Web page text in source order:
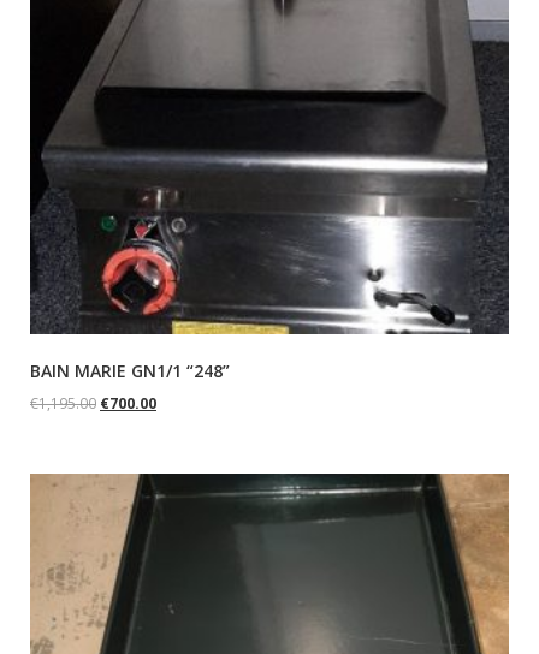
BAIN MARIE GN1/1 “248”
€1,195.00 €700.00